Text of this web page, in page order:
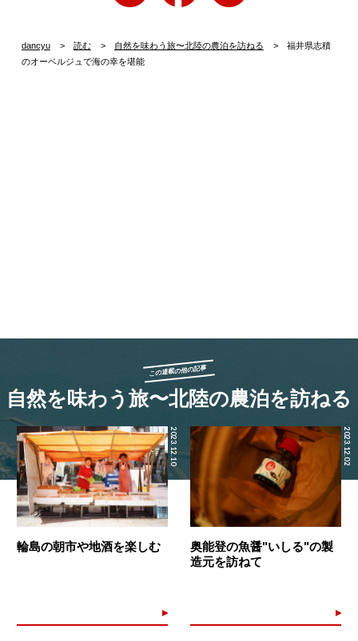
dancyu 読む 自然を味わう旅〜北陸の農泊を訪ねる
福井県志積
のオーベルジュで海の幸を堪能
この連載の他の記事
自然を味わう旅〜北陸の農泊を訪ねる
2023.12.10
輪島の朝市や地酒を楽しむ
2023.12.02
奥能登の魚醤"いしる"の製
造元を訪ねて